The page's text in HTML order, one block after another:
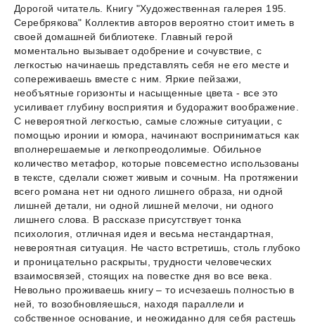
Дорогой читатель. Книгу "Художественная галерея 195.
Серебрякова" Коллектив авторов вероятно стоит иметь в
своей домашней библиотеке. Главный герой
моментально вызывает одобрение и сочувствие, с
легкостью начинаешь представлять себя не его месте и
сопереживаешь вместе с ним. Яркие пейзажи,
необъятные горизонты и насыщенные цвета - все это
усиливает глубину восприятия и будоражит воображение.
С невероятной легкостью, самые сложные ситуации, с
помощью иронии и юмора, начинают восприниматься как
вполнерешаемые и легкопреодолимые. Обильное
количество метафор, которые повсеместно использованы
в тексте, сделали сюжет живым и сочным. На протяжении
всего романа нет ни одного лишнего образа, ни одной
лишней детали, ни одной лишней мелочи, ни одного
лишнего слова. В рассказе присутствует тонка
психология, отличная идея и весьма нестандартная,
невероятная ситуация. Не часто встретишь, столь глубоко
и проницательно раскрыты, трудности человеческих
взаимосвязей, стоящих на повестке дня во все века.
Невольно проживаешь книгу – то исчезаешь полностью в
ней, то возобновляешься, находя параллели и
собственное основание, и неожиданно для себя растешь